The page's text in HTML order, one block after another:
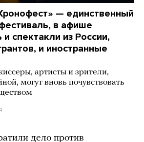
— единственный
в афише
и спектакли из России,
и иностранные
артисты и зрители,
могут вновь почувствовать
дело против